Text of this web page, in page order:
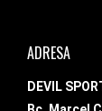
ADRESA
DEVIL